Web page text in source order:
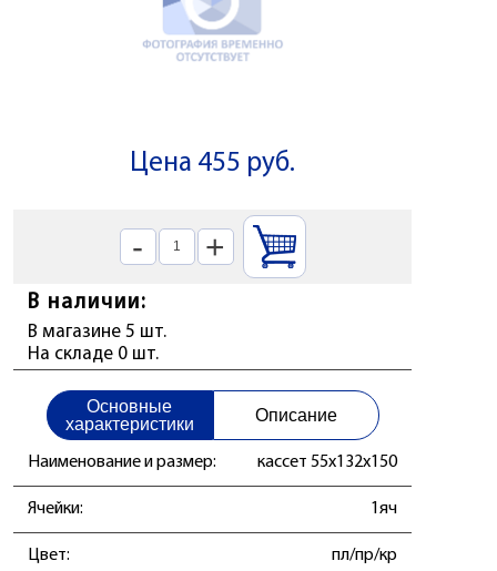
Цена 455 руб.
- +
В наличии:
В магазине 5 шт.
На складе 0 шт.
Основные
характеристики
Описание
Наименование и размер: кассет 55x132x150
Ячейки: 1яч
Цвет: пл/пр/кр